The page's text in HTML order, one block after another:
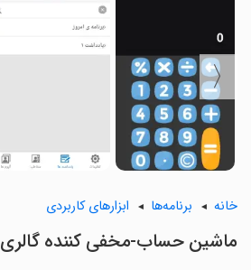
〈
خانه برنامه‌ها ابزارهای کاربردی
ماشین حساب-مخفی کننده گالری